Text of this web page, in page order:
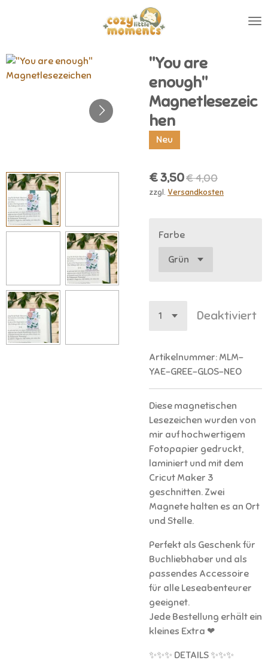
"You are
enough"
Magnetlesezeic
hen
Neu
€ 3,50€ 4,00
zzgl. Versandkosten
Farbe
Deaktiviert
Artikelnummer: MLM-
YAE-GREE-GLOS-NEO
Diese magnetischen
Lesezeichen wurden von
mir auf hochwertigem
Fotopapier gedruckt,
laminiert und mit dem
Cricut Maker 3
geschnitten. Zwei
Magnete halten es an Ort
und Stelle.
Perfekt als Geschenk für
Buchliebhaber und als
passendes Accessoire
für alle Leseabenteurer
geeignet.
Jede Bestellung erhält ein
kleines Extra ❤
✨✨✨ DETAILS ✨✨✨